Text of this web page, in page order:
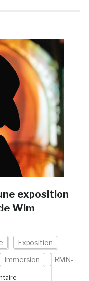
exposition
Wim
Exposition
Immersion RMN-